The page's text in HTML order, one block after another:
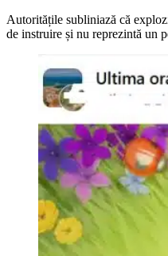
Autoritățile subliniază că
de instruire și nu reprezintă un